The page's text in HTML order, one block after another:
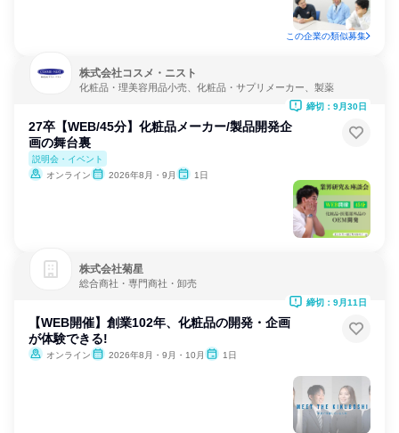
この企業の類似募集
株式会社コスメ・ニスト
化粧品・理美容用品小売、化粧品・サプリメーカー、製薬
27卒【WEB/45分】化粧品メーカー/製品開発企
画の舞台裏
説明会・イベント
オンライン
2026年8月・9月 1日
締切：9月30日
株式会社菊星
総合商社・専門商社・卸売
【WEB開催】創業102年、化粧品の開発・企画
が体験できる!
オンライン 2026年8月・9月・10月 1日
締切：9月11日